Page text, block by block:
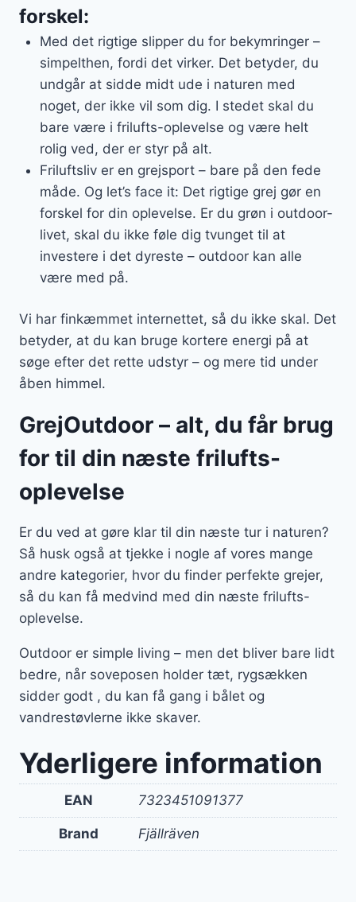
forskel:
Med det rigtige slipper du for bekymringer –
simpelthen, fordi det virker. Det betyder, du
undgår at sidde midt ude i naturen med
noget, der ikke vil som dig. I stedet skal du
bare være i frilufts-oplevelse og være helt
rolig ved, der er styr på alt.
Friluftsliv er en grejsport – bare på den fede
måde. Og let’s face it: Det rigtige grej gør en
forskel for din oplevelse. Er du grøn i outdoor-
livet, skal du ikke føle dig tvunget til at
investere i det dyreste – outdoor kan alle
være med på.
Vi har finkæmmet internettet, så du ikke skal. Det
betyder, at du kan bruge kortere energi på at
søge efter det rette udstyr – og mere tid under
åben himmel.
GrejOutdoor – alt, du får brug
for til din næste frilufts-
oplevelse
Er du ved at gøre klar til din næste tur i naturen?
Så husk også at tjekke i nogle af vores mange
andre kategorier, hvor du finder perfekte grejer,
så du kan få medvind med din næste frilufts-
oplevelse.
Outdoor er simple living – men det bliver bare lidt
bedre, når soveposen holder tæt, rygsækken
sidder godt , du kan få gang i bålet og
vandrestøvlerne ikke skaver.
Yderligere information
EAN 7323451091377
Brand Fjällräven